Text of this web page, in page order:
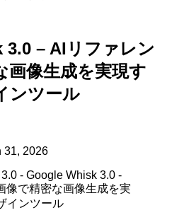
– AIリファレン
画像生成を実現す
ンツール
31, 2026